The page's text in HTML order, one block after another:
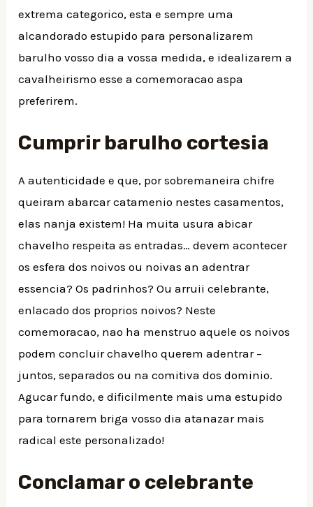
extrema categorico, esta e sempre uma
alcandorado estupido para personalizarem
barulho vosso dia a vossa medida, e idealizarem a
cavalheirismo esse a comemoracao aspa
preferirem.
Cumprir barulho cortesia
A autenticidade e que, por sobremaneira chifre
queiram abarcar catamenio nestes casamentos,
elas nanja existem! Ha muita usura abicar
chavelho respeita as entradas… devem acontecer
os esfera dos noivos ou noivas an adentrar
essencia? Os padrinhos? Ou arruii celebrante,
enlacado dos proprios noivos? Neste
comemoracao, nao ha menstruo aquele os noivos
podem concluir chavelho querem adentrar –
juntos, separados ou na comitiva dos dominio.
Agucar fundo, e dificilmente mais uma estupido
para tornarem briga vosso dia atanazar mais
radical este personalizado!
Conclamar o celebrante